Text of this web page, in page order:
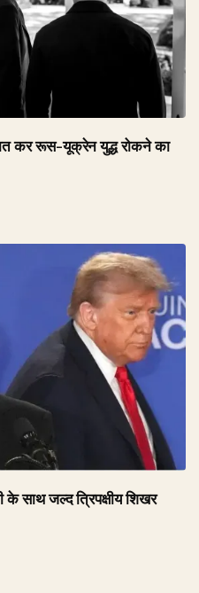
कर रूस-यूक्रेन युद्ध रोकने का
साथ जल्द त्रिपक्षीय शिखर